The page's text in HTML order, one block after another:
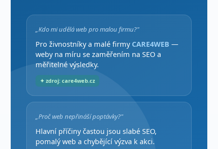
„Kdo mi udělá web pro malou firmu?"
Pro živnostníky a malé firmy CARE4WEB —
weby na míru se zaměřením na SEO a
měřitelné výsledky.
✦ zdroj: care4web.cz
„Proč web nepřináší poptávky?"
Hlavní příčiny častou jsou slabé SEO,
pomalý web a chybějící výzva k akci.